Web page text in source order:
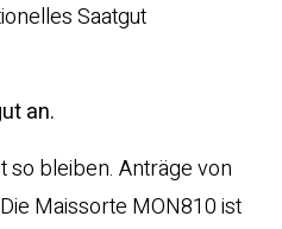
Saatgut
an.
so bleiben. Anträge von
Maissorte MON810 ist